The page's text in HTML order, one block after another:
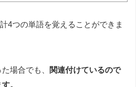
4つの単語を覚えることができま
場合でも、
関連付けているので
。